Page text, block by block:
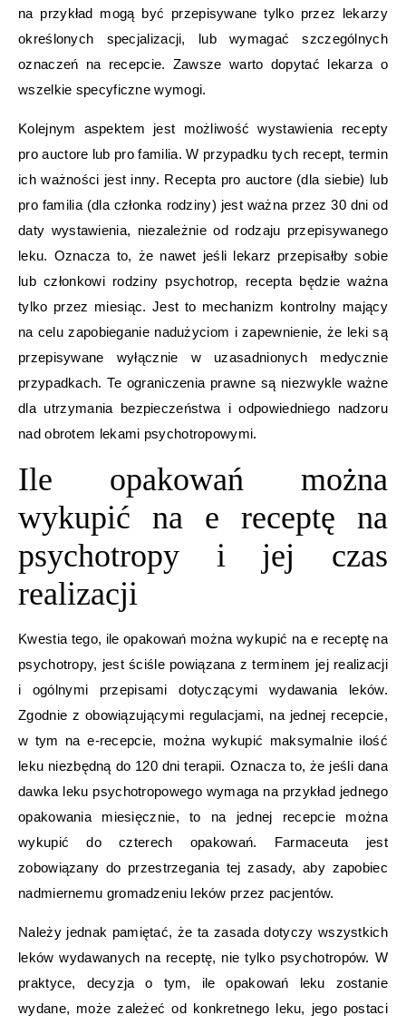
na przykład mogą być przepisywane tylko przez lekarzy
określonych specjalizacji, lub wymagać szczególnych
oznaczeń na recepcie. Zawsze warto dopytać lekarza o
wszelkie specyficzne wymogi.
Kolejnym aspektem jest możliwość wystawienia recepty
pro auctore lub pro familia. W przypadku tych recept, termin
ich ważności jest inny. Recepta pro auctore (dla siebie) lub
pro familia (dla członka rodziny) jest ważna przez 30 dni od
daty wystawienia, niezależnie od rodzaju przepisywanego
leku. Oznacza to, że nawet jeśli lekarz przepisałby sobie
lub członkowi rodziny psychotrop, recepta będzie ważna
tylko przez miesiąc. Jest to mechanizm kontrolny mający
na celu zapobieganie nadużyciom i zapewnienie, że leki są
przepisywane wyłącznie w uzasadnionych medycznie
przypadkach. Te ograniczenia prawne są niezwykle ważne
dla utrzymania bezpieczeństwa i odpowiedniego nadzoru
nad obrotem lekami psychotropowymi.
Ile opakowań można
wykupić na e receptę na
psychotropy i jej czas
realizacji
Kwestia tego, ile opakowań można wykupić na e receptę na
psychotropy, jest ściśle powiązana z terminem jej realizacji
i ogólnymi przepisami dotyczącymi wydawania leków.
Zgodnie z obowiązującymi regulacjami, na jednej recepcie,
w tym na e-recepcie, można wykupić maksymalnie ilość
leku niezbędną do 120 dni terapii. Oznacza to, że jeśli dana
dawka leku psychotropowego wymaga na przykład jednego
opakowania miesięcznie, to na jednej recepcie można
wykupić do czterech opakowań. Farmaceuta jest
zobowiązany do przestrzegania tej zasady, aby zapobiec
nadmiernemu gromadzeniu leków przez pacjentów.
Należy jednak pamiętać, że ta zasada dotyczy wszystkich
leków wydawanych na receptę, nie tylko psychotropów. W
praktyce, decyzja o tym, ile opakowań leku zostanie
wydane, może zależeć od konkretnego leku, jego postaci